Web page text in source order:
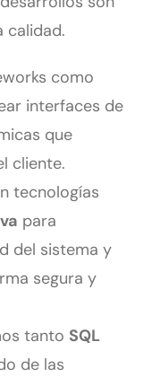
calidad.
como
interfaces de
que
cliente.
tecnologías
para
del sistema y
segura y
tanto SQL
de las